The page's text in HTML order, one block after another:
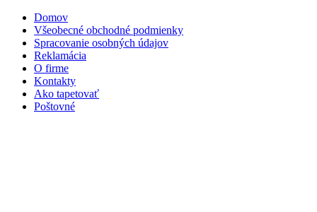
Domov
Všeobecné obchodné podmienky
Spracovanie osobných údajov
Reklamácia
O firme
Kontakty
Ako tapetovať
Poštovné